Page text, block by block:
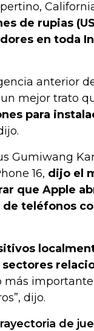
de rupias
en toda
anterior
mejor trato
para
Gumiwang
16, dijo el
que Apple
teléfonos
más
dijo.
de